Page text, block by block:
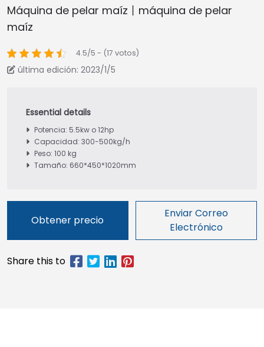
Máquina de pelar maíz丨máquina de pelar
maíz
4.5/5 - (17 votos)
última edición: 2023/1/5
Potencia: 5.5kw o 12hp
Capacidad: 300-500kg/h
Peso: 100 kg
Tamaño: 660*450*1020mm
Obtener precio
Enviar Correo
Electrónico